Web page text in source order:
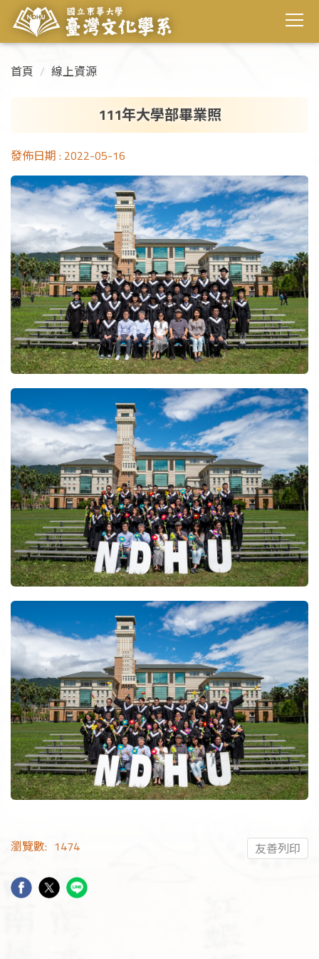
首頁 線上資源
111年大學部畢業照
發佈日期 : 2022-05-16
瀏覽數: 1474 友善列印